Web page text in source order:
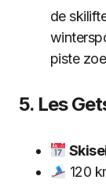
de
piste
5. Les
120